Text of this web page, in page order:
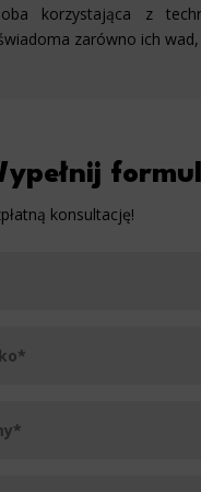
konsultację!
korzystająca z
zarówno ich